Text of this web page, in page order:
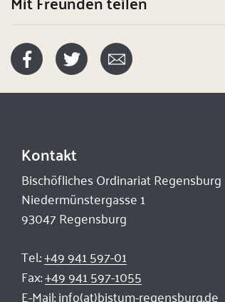
Kontakt
Bischöfliches Ordinariat Regensburg
Niedermünstergasse 1
93047 Regensburg
Tel.:+49 941 597-01
Fax:+49 941 597-1055
E-Mail:info(at)bistum-regensburg.de